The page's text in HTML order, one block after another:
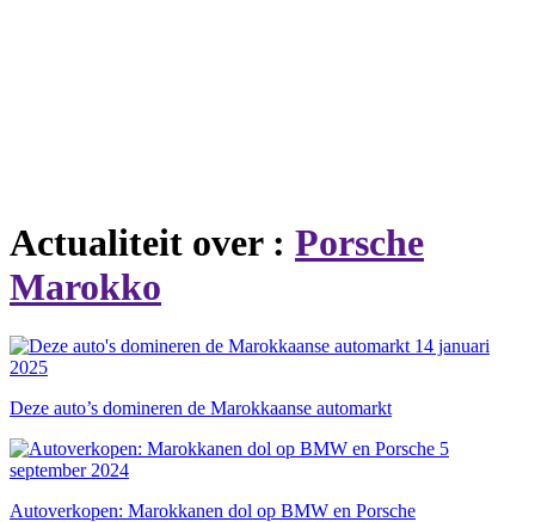
Actualiteit over : Porsche
Marokko
14 januari
2025
Deze auto’s domineren de Marokkaanse automarkt
5
september 2024
Autoverkopen: Marokkanen dol op BMW en Porsche